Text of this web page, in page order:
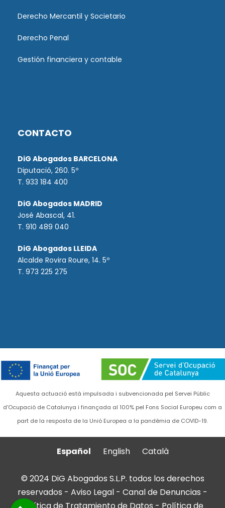
Derecho Mercantil y Societario
Derecho Penal
Gestión financiera y contable
CONTACTO
DiG Abogados BARCELONA
Diputació, 260. 5º
T. 933 184 400
DiG Abogados MADRID
José Abascal, 41.
T. 910 489 040
DiG Abogados LLEIDA
Alcalde Rovira Roure, 14. 5º
T. 973 225 275
Aquesta actuació està impulsada i subvencionada pel Servei Públic
d'Ocupació de Catalunya i finançada al 100% pel Fons Social Europeu com a
part de la resposta de la Unió Europea a la pandèmia de COVID-19.
Español English Català
© 2024 DiG Abogados S.L.P. todos los derechos
reservados - Aviso Legal - Canal de Denuncias -